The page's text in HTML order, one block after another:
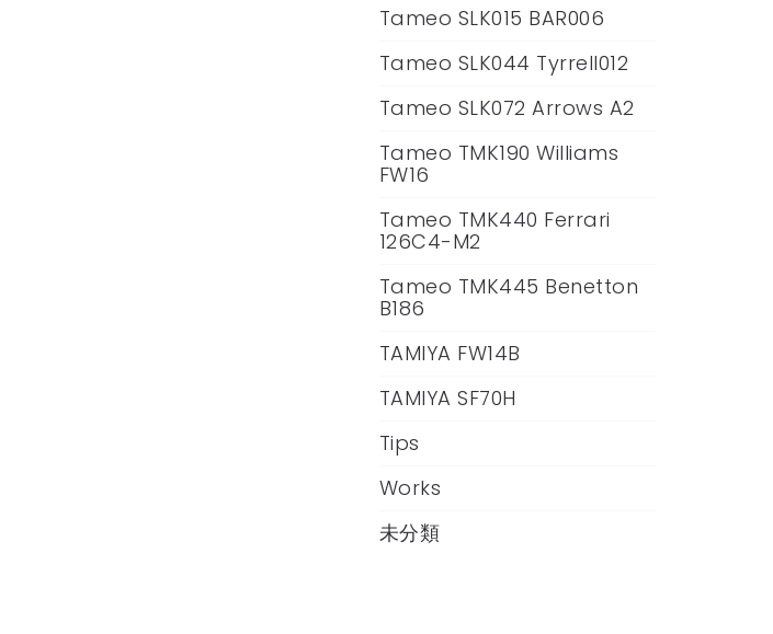
Tameo SLK015 BAR006
Tameo SLK044 Tyrrell012
Tameo SLK072 Arrows A2
Tameo TMK190 Williams
FW16
Tameo TMK440 Ferrari
126C4-M2
Tameo TMK445 Benetton
B186
TAMIYA FW14B
TAMIYA SF70H
Tips
Works
未分類